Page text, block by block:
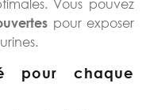
Vous pouvez
pour exposer
pour chaque